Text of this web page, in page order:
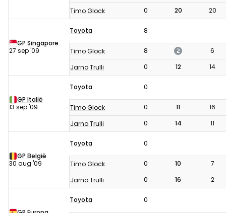
Timo Glock
0 20 20
GP Singapore
27 sep '09
Toyota 8
Timo Glock 8 2
6
Jarno Trulli
0 12 14
GP Italië
13 sep '09
Toyota 0
Timo Glock 0 11
16
Jarno Trulli
0 14 11
GP België
30 aug '09
Toyota 0
Timo Glock 0 10
7
Jarno Trulli
0 16 2
Toyota 0